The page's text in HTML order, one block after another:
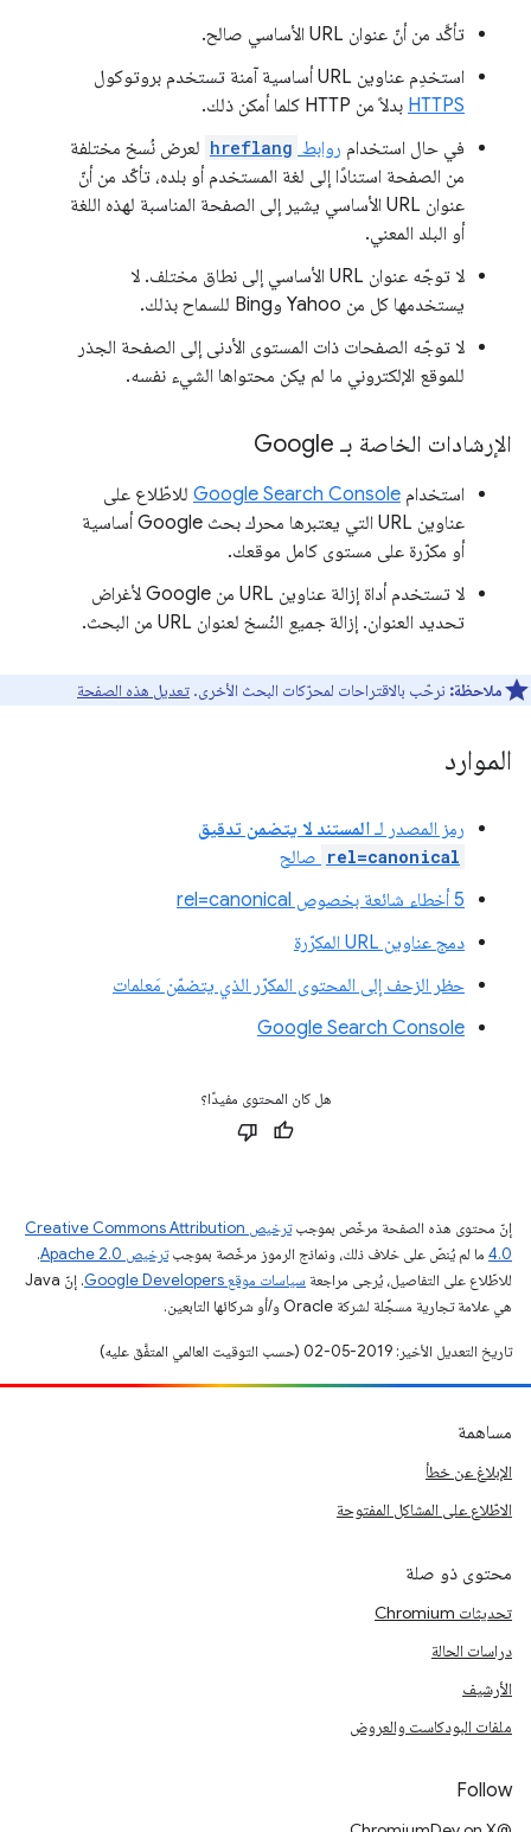
تأكَّد من أنّ عنوان URL الأساسي صالح.
استخدِم عناوين URL أساسية آمنة تستخدم بروتوكول
HTTPS بدلاً من HTTP كلما أمكن ذلك.
في حال استخدام روابط hreflang لعرض نُسخ مختلفة
من الصفحة استنادًا إلى لغة المستخدم أو بلده، تأكّد من أنّ
عنوان URL الأساسي يشير إلى الصفحة المناسبة لهذه اللغة
أو البلد المعني.
لا توجّه عنوان URL الأساسي إلى نطاق مختلف. لا
يستخدمها كل من Yahoo وBing للسماح بذلك.
لا توجّه الصفحات ذات المستوى الأدنى إلى الصفحة الجذر
للموقع الإلكتروني ما لم يكن محتواها الشيء نفسه.
الإرشادات الخاصة بـ Google
استخدام Google Search Console للاطّلاع على
عناوين URL التي يعتبرها محرك بحث Google أساسية
أو مكرّرة على مستوى كامل موقعك.
لا تستخدم أداة إزالة عناوين URL من Google لأغراض
تحديد العنوان. إزالة جميع النُسخ لعنوان URL من البحث.
ملاحظة: نرحّب بالاقتراحات لمحرّكات البحث الأخرى. تعديل هذه الصفحة
الموارد
رمز المصدر لـ المستند لا يتضمن تدقيق
rel=canonical صالح
5 أخطاء شائعة بخصوص rel=canonical
دمج عناوين URL المكرّرة
حظر الزحف إلى المحتوى المكرّر الذي يتضمّن مَعلمات
Google Search Console
هل كان المحتوى مفيدًا؟
إنّ محتوى هذه الصفحة مرخّص بموجب
ترخيص Creative Commons Attribution
4.0‏ ما لم يُنصّ على خلاف ذلك، ونماذج الرموز مرخّصة بموجبترخيص Apache 2.0‏
.
للاطّلاع على التفاصيل، يُرجى مراجعة سياسات موقع Google Developers‏
. إنّ Java
هي علامة تجارية مسجَّلة لشركة Oracle و/أو شركائها التابعين.
تاريخ التعديل الأخير: 2019-05-02 (حسب التوقيت العالمي المتفَّق عليه)
مساهمة
الإبلاغ عن خطأ
الاطّلاع على المشاكل المفتوحة
محتوى ذو صلة
تحديثات Chromium
دراسات الحالة
الأرشيف
ملفات البودكاست والعروض
Follow